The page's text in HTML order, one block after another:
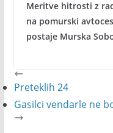
Meritve hitrosti z
na pomurski
postaje Murska
Preteklih 24
Gasilci vendarle ne